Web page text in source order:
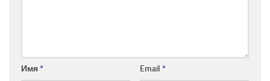
Имя* Email *